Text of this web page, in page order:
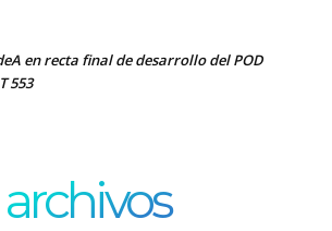
en recta final de desarrollo del POD
553
archivos